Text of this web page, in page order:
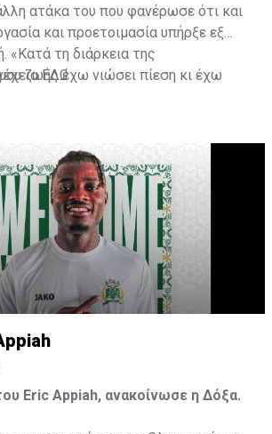
ατάκα του που φανέρωσε ότι και
και προετοιμασία υπήρξε εξ
«Κατά τη διάρκεια της
ζωής έχω νιώσει πίεση κι έχω
ΕΔΩ
Eric Appiah, ανακοίνωσε η Δόξα.